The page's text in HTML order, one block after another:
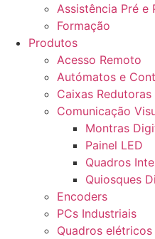
Assistência Pré e
Formação
Produtos
Acesso Remoto
Autómatos e
Caixas Redutoras
Comunicação
Montras
Painel LED
Quadros
Quiosques
Encoders
PCs Industriais
Quadros elétricos